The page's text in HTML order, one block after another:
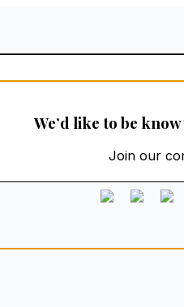
We’d like to be
Join our